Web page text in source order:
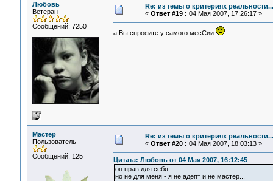
Любовь
Ветеран
Сообщений: 7250
Re: из темы о критериях реальности...
« Ответ #19 : 04 Мая 2007, 17:26:17 »
а Вы спросите у самого месСии
Мастер
Пользователь
Сообщений: 125
Re: из темы о критериях реальности...
« Ответ #20 : 04 Мая 2007, 18:03:13 »
Цитата: Любовь от 04 Мая 2007, 16:12:45
он прав для себя...
но не для меня - я не адепт и не мастер...